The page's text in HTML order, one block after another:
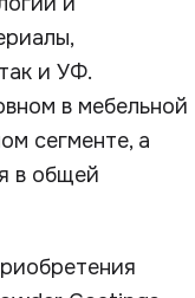
и УФ.
в мебельной
сегменте, а
в общей